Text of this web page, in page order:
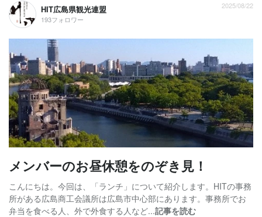
HIT広島県観光連盟
193フォロワー
2025/08/22
メンバーのお昼休憩をのぞき見！
こんにちは。今回は、「ランチ」について紹介します。HITの事務
所がある広島商工会議所は広島市中心部にあります。事務所でお
弁当を食べる人、外で外食する人など...記事を読む